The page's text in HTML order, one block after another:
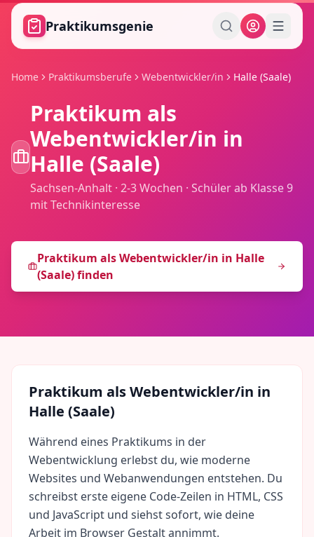
Zum Hauptinhalt springen
Praktikumsgenie
Home Praktikumsberufe Webentwickler/in Halle (Saale)
Praktikum als
Webentwickler/in in
Halle (Saale)
Sachsen-Anhalt ·2-3 Wochen ·Schüler ab Klasse 9
mit Technikinteresse
Praktikum alsWebentwickler/in in Halle
(Saale)finden
Praktikum alsWebentwickler/in in
Halle (Saale)
Während eines Praktikums in der
Webentwicklung erlebst du, wie moderne
Websites und Webanwendungen entstehen. Du
schreibst erste eigene Code-Zeilen in HTML, CSS
und JavaScript und siehst sofort, wie deine
Arbeit im Browser Gestalt annimmt.